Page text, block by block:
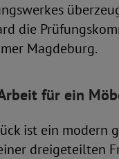
die
Magdeburg.
für ein
ist ein modern
dreigeteilten